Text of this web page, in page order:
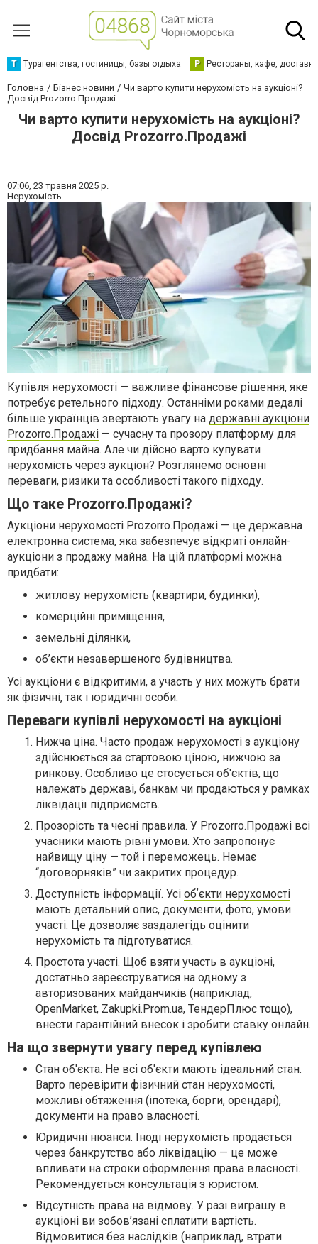
Т Турагентства, гостиницы, базы отдыха Р Рестораны, кафе,
Головна Бізнес новини
Чи варто купити нерухомість на аукціоні?
Досвід Prozorro.Продажі
Чи варто купити нерухомість на аукціоні?
Досвід Prozorro.Продажі
07:06, 23 травня 2025 р.
Нерухомість
Купівля нерухомості — важливе фінансове рішення, яке
потребує ретельного підходу. Останніми роками дедалі
більше українців звертають увагу на державні аукціони
Prozorro.Продажі — сучасну та прозору платформу для
придбання майна. Але чи дійсно варто купувати
нерухомість через аукціон? Розглянемо основні
переваги, ризики та особливості такого підходу.
Що таке Prozorro.Продажі?
Аукціони нерухомості Prozorro.Продажі — це державна
електронна система, яка забезпечує відкриті онлайн-
аукціони з продажу майна. На цій платформі можна
придбати:
житлову нерухомість (квартири, будинки),
комерційні приміщення,
земельні ділянки,
об’єкти незавершеного будівництва.
Усі аукціони є відкритими, а участь у них можуть брати
як фізичні, так і юридичні особи.
Переваги купівлі нерухомості на аукціоні
Нижча ціна. Часто продаж нерухомості з аукціону
здійснюється за стартовою ціною, нижчою за
ринкову. Особливо це стосується об'єктів, що
належать державі, банкам чи продаються у рамках
ліквідації підприємств.
Прозорість та чесні правила. У Prozorro.Продажі всі
учасники мають рівні умови. Хто запропонує
найвищу ціну — той і переможець. Немає
“договорняків” чи закритих процедур.
Доступність інформації. Усі обʼєкти нерухомості
мають детальний опис, документи, фото, умови
участі. Це дозволяє заздалегідь оцінити
нерухомість та підготуватися.
Простота участі. Щоб взяти участь в аукціоні,
достатньо зареєструватися на одному з
авторизованих майданчиків (наприклад,
OpenMarket, Zakupki.Prom.ua, ТендерПлюс тощо),
внести гарантійний внесок і зробити ставку онлайн.
На що звернути увагу перед купівлею
Стан об'єкта. Не всі об'єкти мають ідеальний стан.
Варто перевірити фізичний стан нерухомості,
можливі обтяження (іпотека, борги, орендарі),
документи на право власності.
Юридичні нюанси. Іноді нерухомість продається
через банкрутство або ліквідацію — це може
впливати на строки оформлення права власності.
Рекомендується консультація з юристом.
Відсутність права на відмову. У разі виграшу в
аукціоні ви зобов’язані сплатити вартість.
Відмовитися без наслідків (наприклад, втрати